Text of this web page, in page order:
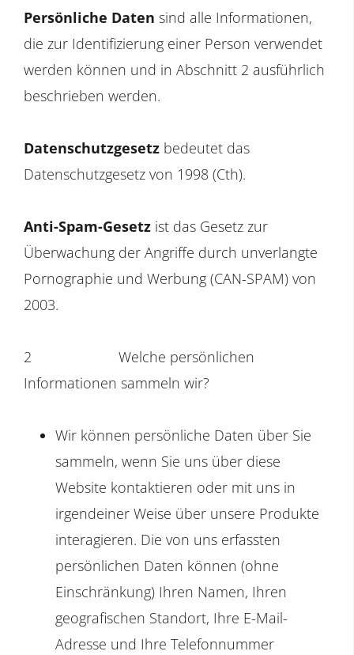
Persönliche Daten sind alle Informationen,
die zur Identifizierung einer Person verwendet
werden können und in Abschnitt 2 ausführlich
beschrieben werden.
Datenschutzgesetz bedeutet das
Datenschutzgesetz von 1998 (Cth).
Anti-Spam-Gesetz ist das Gesetz zur
Überwachung der Angriffe durch unverlangte
Pornographie und Werbung (CAN-SPAM) von
2003.
2 Welche persönlichen
Informationen sammeln wir?
Wir können persönliche Daten über Sie
sammeln, wenn Sie uns über diese
Website kontaktieren oder mit uns in
irgendeiner Weise über unsere Produkte
interagieren. Die von uns erfassten
persönlichen Daten können (ohne
Einschränkung) Ihren Namen, Ihren
geografischen Standort, Ihre E-Mail-
Adresse und Ihre Telefonnummer